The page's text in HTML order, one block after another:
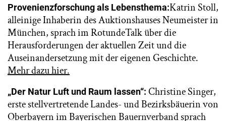
Provenienzforschung als Lebensthema:Katrin Stoll,
alleinige Inhaberin des Auktionshauses Neumeister in
München, sprach im RotundeTalk über die
Herausforderungen der aktuellen Zeit und die
Auseinandersetzung mit der eigenen Geschichte.
Mehr dazu hier.
„Der Natur Luft und Raum lassen“: Christine Singer,
erste stellvertretende Landes- und Bezirksbäuerin von
Oberbayern im Bayerischen Bauernverband sprach